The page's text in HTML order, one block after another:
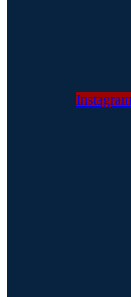
Instagram